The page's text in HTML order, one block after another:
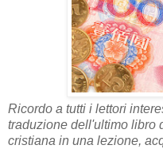
Ricordo a tutti i lettori
traduzione dell'ultimo libro
cristiana in una lezione,